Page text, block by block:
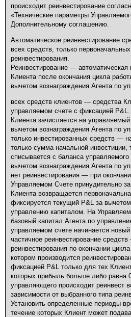
происходит реинвестирование
«Технические параметры
Дополнительному соглашению.
Автоматическое реинвестирование
всех средств, только
реинвестирования.
Реинвестирование —
Клиента после окончания цикла
вычетом вознаграждения Агента по
всех средств клиентов — средства
управляемом счете с фиксацией
Клиента зачисляется на
вычетом вознаграждения Агента по
только инвестированных средств —
только сумма начальной
списывается с баланса
вычетом вознаграждения Агента по
нет реинвестирования — при
Управляемом Счете принудительно
Клиента возвращается
фиксируется текущий P&L за
управлению капиталом. На
базовый капитал Агента по
управляемом счете начинается
частичное реинвестирование
реинвестирования по окончании
котором производится
фиксацией P&L только для тех
которых прибыль больше либо равна
управляющего происходит реинвест
зависимости от выбранного типа
Установить определенные периоды
течение которых Клиент может